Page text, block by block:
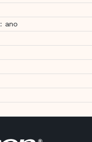
: ano